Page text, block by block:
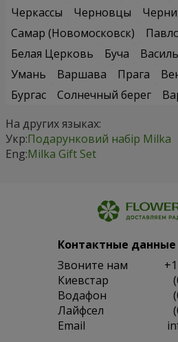
Черкассы
Черновцы
Самар (Новомосковск)
Белая Церковь
Буча
Умань
Варшава Прага
Бургас
Солнечный берег
На других языках:
Укр:Подарунковий набір Milka
Eng:Milka Gift Set
Контактные данные
Звоните нам
Киевстар
Водафон
Лайфсел
Email